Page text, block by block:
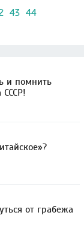
43 44
и помнить
СССР!
от грабежа